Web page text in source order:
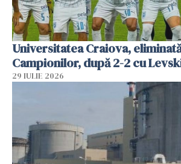
Universitatea Craiova,
Campionilor, după 2-2 cu
29 IULIE 2026